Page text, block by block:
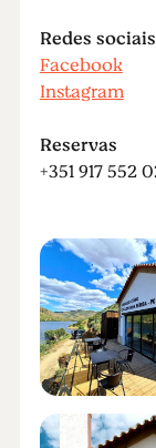
Redes sociais
Facebook
Instagram
Reservas
+351 917 552